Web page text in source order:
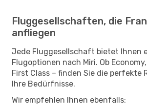
Fluggesellschaften, die
anfliegen
Jede Fluggesellschaft bietet Ihnen
Flugoptionen nach Miri. Ob
First Class – finden Sie die perfekte
Ihre Bedürfnisse.
Wir empfehlen Ihnen ebenfalls: